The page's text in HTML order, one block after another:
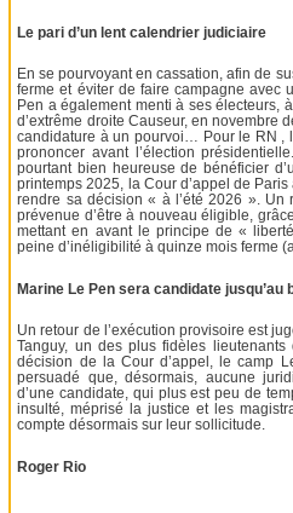
Le pari d’un lent calendrier judiciaire
En se pourvoyant en cassation, afin de
ferme et éviter de faire campagne avec
Pen a également menti à ses électeurs,
d’extrême droite Causeur, en novembre
candidature à un pourvoi… Pour le RN ,
prononcer avant l’élection
pourtant bien heureuse de bénéficier
printemps 2025, la Cour d’appel de
rendre sa décision « à l’été 2026 ».
prévenue d’être à nouveau éligible,
mettant en avant le principe de «
peine d’inéligibilité à quinze mois ferme
Marine Le Pen sera candidate jusqu’au
Un retour de l’exécution provisoire est
Tanguy, un des plus fidèles
décision de la Cour d’appel, le camp
persuadé que, désormais, aucune
d’une candidate, qui plus est peu de
insulté, méprisé la justice et les
compte désormais sur leur sollicitude.
Roger Rio